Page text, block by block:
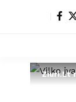
Ziuri.Lt